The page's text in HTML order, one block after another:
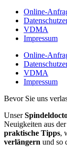
Online-
VDMA
Impressum
Online-
VDMA
Impressum
Bevor Sie uns
Unser
Neuigkeiten aus
praktische Tipps,
verlängern und so